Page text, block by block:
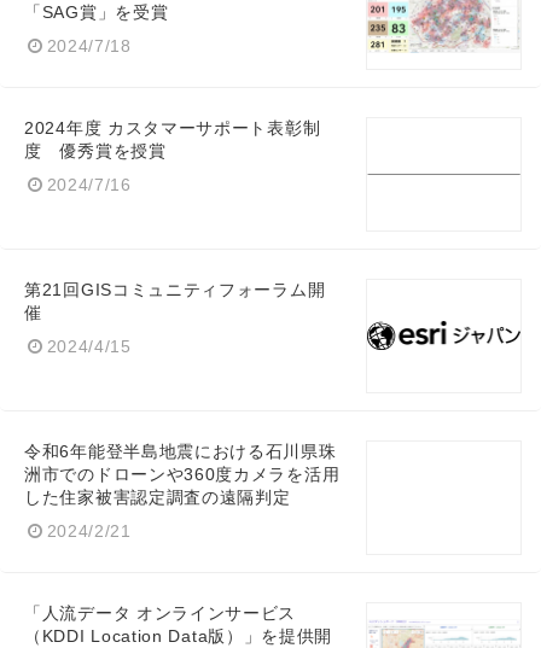
「SAG賞」を受賞
2024/7/18
2024年度 カスタマーサポート表彰制
度 優秀賞を授賞
2024/7/16
第21回GISコミュニティフォーラム開
催
2024/4/15
令和6年能登半島地震における石川県珠
洲市でのドローンや360度カメラを活用
した住家被害認定調査の遠隔判定
2024/2/21
「人流データ オンラインサービス
（KDDI Location Data版）」を提供開